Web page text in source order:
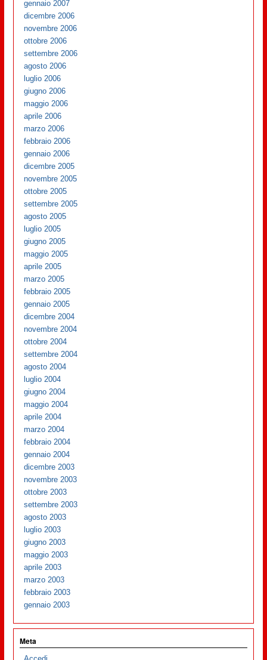
gennaio 2007
dicembre 2006
novembre 2006
ottobre 2006
settembre 2006
agosto 2006
luglio 2006
giugno 2006
maggio 2006
aprile 2006
marzo 2006
febbraio 2006
gennaio 2006
dicembre 2005
novembre 2005
ottobre 2005
settembre 2005
agosto 2005
luglio 2005
giugno 2005
maggio 2005
aprile 2005
marzo 2005
febbraio 2005
gennaio 2005
dicembre 2004
novembre 2004
ottobre 2004
settembre 2004
agosto 2004
luglio 2004
giugno 2004
maggio 2004
aprile 2004
marzo 2004
febbraio 2004
gennaio 2004
dicembre 2003
novembre 2003
ottobre 2003
settembre 2003
agosto 2003
luglio 2003
giugno 2003
maggio 2003
aprile 2003
marzo 2003
febbraio 2003
gennaio 2003
Meta